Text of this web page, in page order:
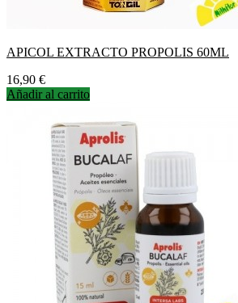
APICOL EXTRACTO PROPOLIS 60ML
Precio
16,90 €
Añadir al carrito